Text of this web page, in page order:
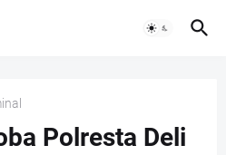
Polresta Deli